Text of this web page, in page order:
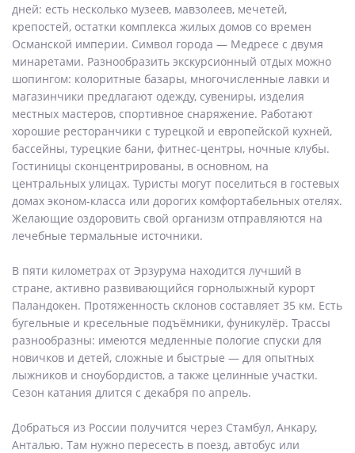
дней: есть несколько музеев, мавзолеев, мечетей,
крепостей, остатки комплекса жилых домов со времен
Османской империи. Символ города — Медресе с двумя
минаретами. Разнообразить экскурсионный отдых можно
шопингом: колоритные базары, многочисленные лавки и
магазинчики предлагают одежду, сувениры, изделия
местных мастеров, спортивное снаряжение. Работают
хорошие ресторанчики с турецкой и европейской кухней,
бассейны, турецкие бани, фитнес-центры, ночные клубы.
Гостиницы сконцентрированы, в основном, на
центральных улицах. Туристы могут поселиться в гостевых
домах эконом-класса или дорогих комфортабельных отелях.
Желающие оздоровить свой организм отправляются на
лечебные термальные источники.
В пяти километрах от Эрзурума находится лучший в
стране, активно развивающийся горнолыжный курорт
Паландокен. Протяженность склонов составляет 35 км. Есть
бугельные и кресельные подъёмники, фуникулёр. Трассы
разнообразны: имеются медленные пологие спуски для
новичков и детей, сложные и быстрые — для опытных
лыжников и сноубордистов, а также целинные участки.
Сезон катания длится с декабря по апрель.
Добраться из России получится через Стамбул, Анкару,
Анталью. Там нужно пересесть в поезд, автобус или